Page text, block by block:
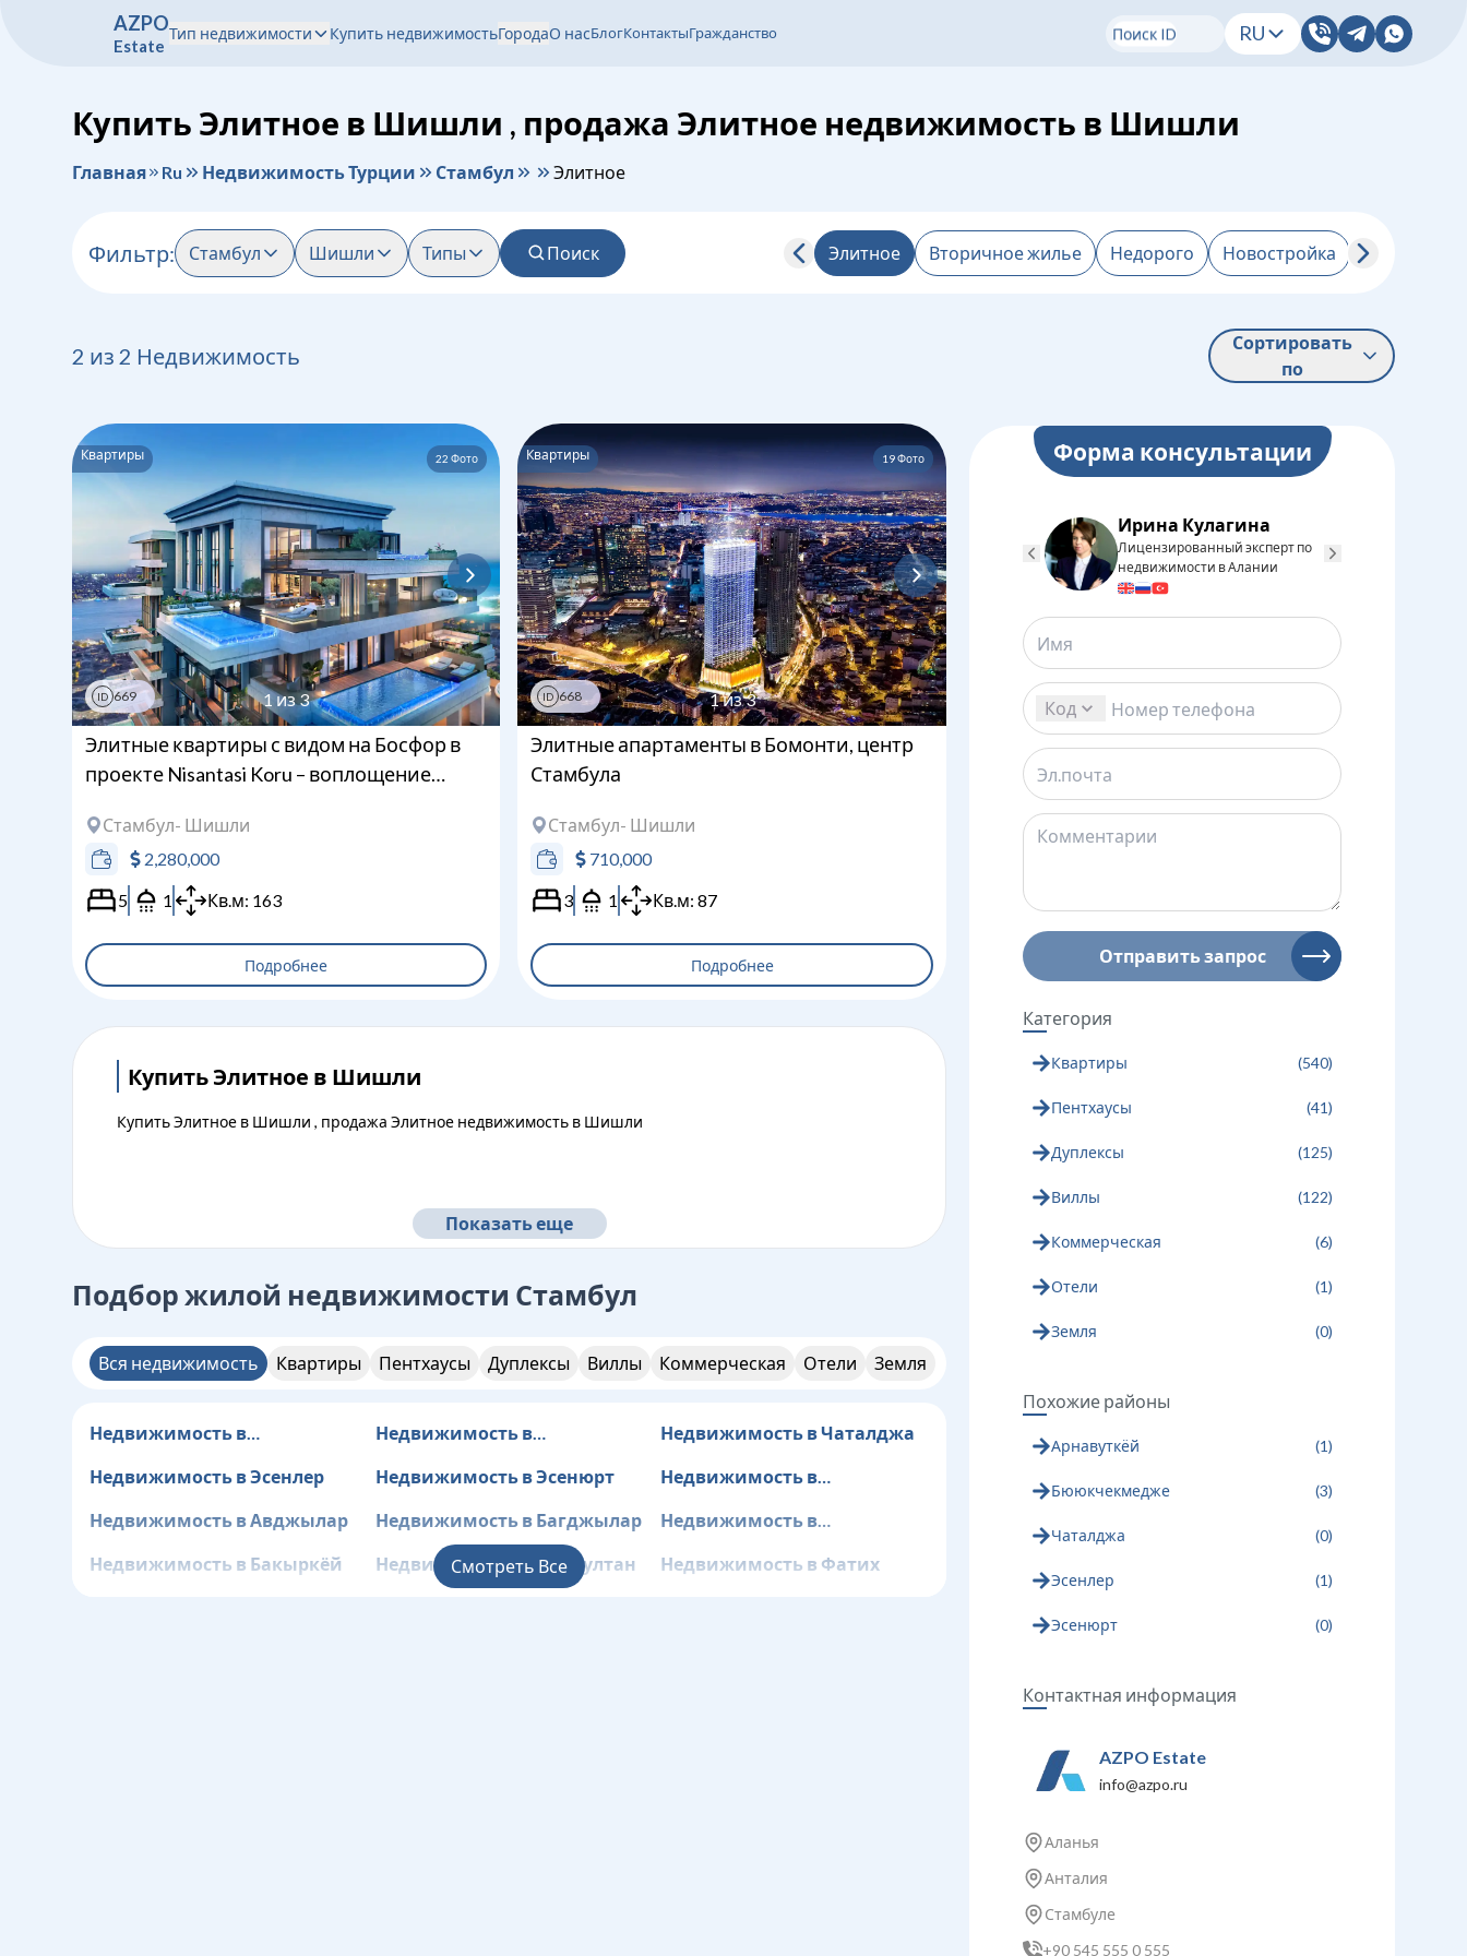
Тип недвижимости Купить недвижимостьГородаО насБлогКонтактыГражданство
AZPO
Estate
Поиск ID RU
Купить Элитное в Шишли , продажа Элитное недвижимость в Шишли
Главная Ru Недвижимость Турции Стамбул Элитное
Фильтр: Стамбул Шишли Типы Поиск Вторичное жилье Недорого Новостройка От
Элитное
2 из 2 Недвижимость
Сортировать
по
Квартиры 22 Фото
ID 669
Загрузка... Загрузка...
1из3
Элитные квартиры с видом на Босфор в
проекте Nisantasi Koru – воплощение
Стамбул- Шишли
2,280,000
5
1 Кв.м: 163
Подробнее
Квартиры 19Фото
ID 668
Загрузка...
1из3
Элитные апартаменты в Бомонти, центр
Стамбула
Стамбул- Шишли
710,000
3
1 Кв.м:87
Подробнее
Купить Элитное в Шишли
Купить Элитное в Шишли , продажа Элитное недвижимость в Шишли
Показать еще
Подбор жилой недвижимости Стамбул
Вся недвижимость Квартиры Пентхаусы Дуплексы Виллы Коммерческая Отели Земля
Недвижимость в
Недвижимость в
Недвижимость в Чаталджа
Недвижимость в Эсенлер Недвижимость в Эсенюрт
Недвижимость в
Недвижимость в Авджылар
Недвижимость в Багджылар
Недвижимость в
Недвижимость в Бакыркёй
Недвижимость в Эюпсултан Недвижимость в Фатих
Смотреть Все
Форма консультации
Ирина Кулагина
Лицензированный эксперт по
недвижимости в Алании
Код
Отправить запрос
Категория
Квартиры (540)
Пентхаусы (41)
Дуплексы (125)
Виллы (122)
Коммерческая (6)
Отели (1)
Земля (0)
Похожие районы
Арнавуткёй (1)
Бююкчекмедже (3)
Чаталджа (0)
Эсенлер (1)
Эсенюрт (0)
Контактная информация
AZPO Estate
info@azpo.ru
Аланья
Анталия
Стамбуле
+90 545 555 0 555